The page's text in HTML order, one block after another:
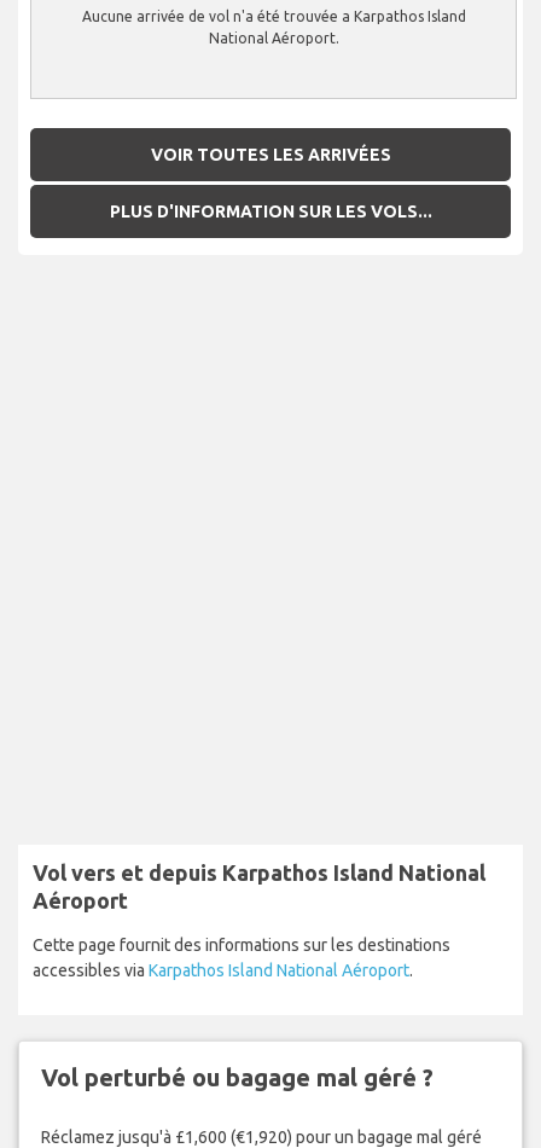
Aucune arrivée de vol n'a été trouvée a Karpathos Island
National Aéroport.
VOIR TOUTES LES ARRIVÉES
PLUS D'INFORMATION SUR LES VOLS...
Vol vers et depuis Karpathos Island National
Aéroport
Cette page fournit des informations sur les destinations
accessibles via Karpathos Island National Aéroport.
Vol perturbé ou bagage mal géré ?
Réclamez jusqu'à £1,600 (€1,920) pour un bagage mal géré